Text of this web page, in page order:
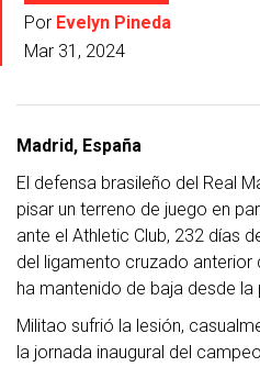
Por Evelyn Pineda
Mar 31, 2024
Madrid, España
El defensa brasileño del Real
pisar un terreno de juego en
ante el Athletic Club, 232 días
del ligamento cruzado anterior
ha mantenido de baja desde
Militao sufrió la lesión,
la jornada inaugural del